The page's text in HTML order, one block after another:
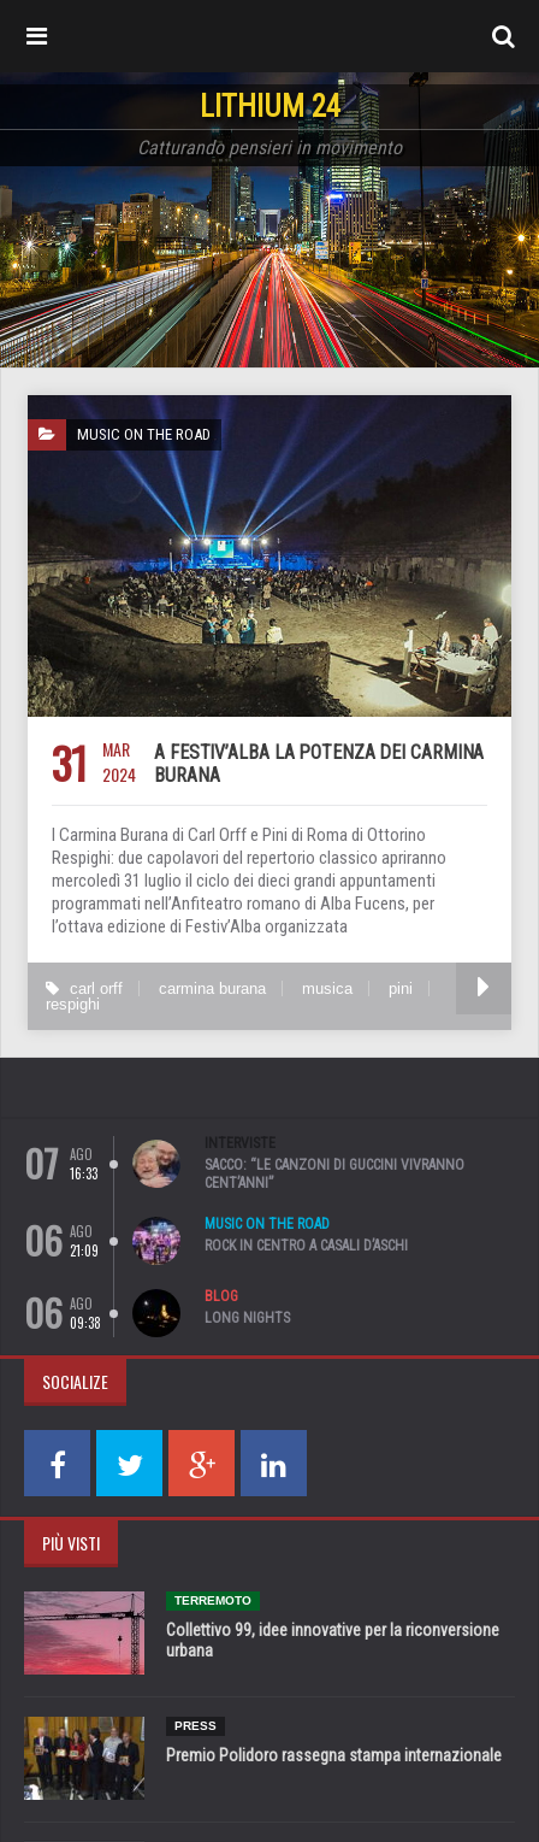
LITHIUM 24
Catturando pensieri in movimento
MUSIC ON THE ROAD
31
MAR
2024
A FESTIV’ALBA LA POTENZA DEI CARMINA
BURANA
I Carmina Burana di Carl Orff e Pini di Roma di Ottorino
Respighi: due capolavori del repertorio classico apriranno
mercoledì 31 luglio il ciclo dei dieci grandi appuntamenti
programmati nell’Anfiteatro romano di Alba Fucens, per
l’ottava edizione di Festiv’Alba organizzata
carl orff carmina burana musica
pini
respighi
07
AGO
16:33
INTERVISTE
SACCO: “LE CANZONI DI GUCCINI VIVRANNO
CENT’ANNI”
06 AGO
21:09
MUSIC ON THE ROAD
ROCK IN CENTRO A CASALI D’ASCHI
06 AGO
09:38
BLOG
LONG NIGHTS
SOCIALIZE
PIÙ VISTI
TERREMOTO
Collettivo 99, idee innovative per la riconversione
urbana
PRESS
Premio Polidoro rassegna stampa internazionale